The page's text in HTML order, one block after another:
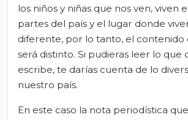
los niños y niñas que nos ven, viven
partes del país y el lugar donde
diferente, por lo tanto, el contenido
será distinto. Si pudieras leer lo que
escribe, te darías cuenta de lo
nuestro país.
En este caso la nota periodística